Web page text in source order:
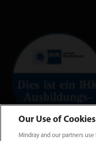
Our Use of Cookies
Mindray and our partners